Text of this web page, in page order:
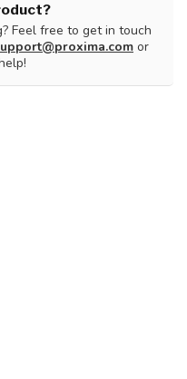
Feel free to get in touch
or